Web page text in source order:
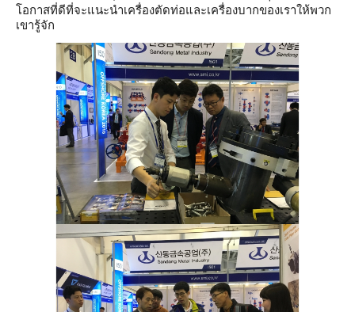
โอกาสที่ดีที่จะแนะนำเครื่องตัดท่อและเครื่องบากของเราให้พวก
เขารู้จัก